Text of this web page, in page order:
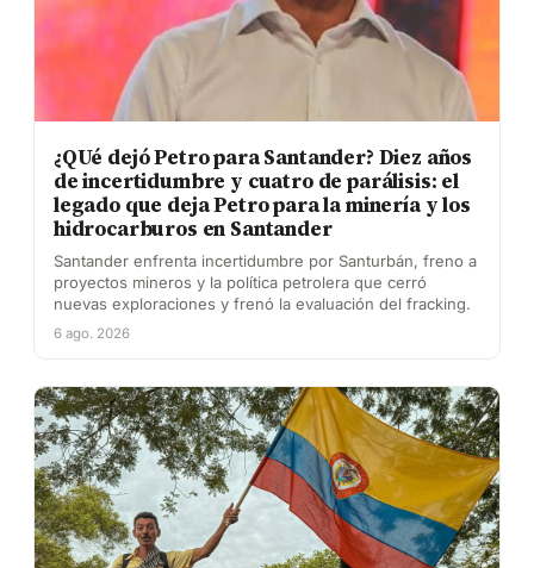
¿QUé dejó Petro para Santander? Diez años
de incertidumbre y cuatro de parálisis: el
legado que deja Petro para la minería y los
hidrocarburos en Santander
Santander enfrenta incertidumbre por Santurbán, freno a
proyectos mineros y la política petrolera que cerró
nuevas exploraciones y frenó la evaluación del fracking.
6 ago. 2026